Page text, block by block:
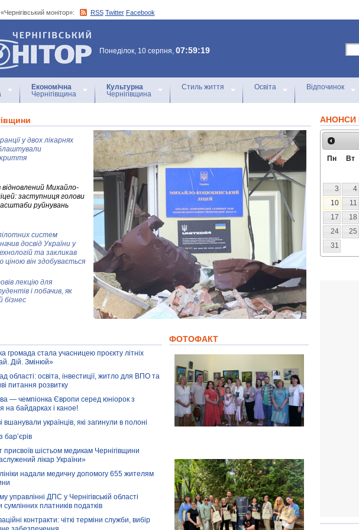
монітор»: RSS Twitter Facebook
монітор»
Понеділок, 10 серпня, 07:59:19
Економічна
Чернігівщина
Культурна
Чернігівщина
Стиль життя Освіта Відпочинок
у двох лікарнях
Михайло-
заступниця голови
руйнувань
систем
досвід України у
та закликав
він здобувається
лекцію для
і побачив, як
бізнес
емоції та тварин
підтримала
"Молодіжна бізнес-
на розвиток
Чернігівській області
видання Forbes
Патрона: хто і
І куди
громада стала учасницею проєкту літніх
Дій. Змінюй»
області: освіта, інвестиції, житло для ВПО та
питання розвитку
— чемпіонка Європи серед юніорок з
на байдарках і каное!
вшанували українців, які загинули в полоні
бар’єрів
присвоїв шістьом медикам Чернігівщини
лікар України»
надали медичну допомогу 655 жителям
управлінні ДПС у Чернігівській області
сумлінних платників податків
контракти: чіткі терміни служби, вибір
ФОТОФАКТ
АНОНСИ
Пн Вт
3
4
10
11
17
18
24
25
31